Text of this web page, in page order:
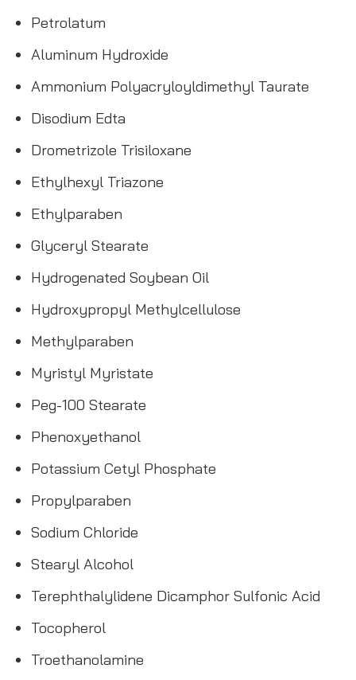
Petrolatum
Aluminum Hydroxide
Ammonium Polyacryloyldimethyl Taurate
Disodium Edta
Drometrizole Trisiloxane
Ethylhexyl Triazone
Ethylparaben
Glyceryl Stearate
Hydrogenated Soybean Oil
Hydroxypropyl Methylcellulose
Methylparaben
Myristyl Myristate
Peg-100 Stearate
Phenoxyethanol
Potassium Cetyl Phosphate
Propylparaben
Sodium Chloride
Stearyl Alcohol
Terephthalylidene Dicamphor Sulfonic Acid
Tocopherol
Troethanolamine